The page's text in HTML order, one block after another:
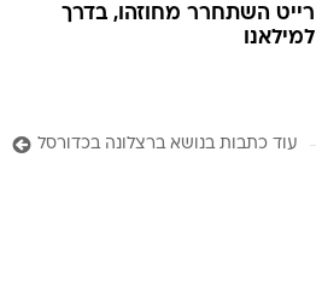
רייט השתחרר מחוזהו, בדרך
למילאנו
עוד כתבות בנושא ברצלונה בכדורסל